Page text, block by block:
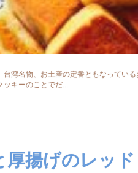
湾名物、お土産の定番ともなってい
キーのことでだ...
厚揚げのレッド